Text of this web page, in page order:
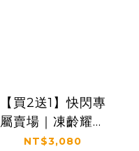
【買2送1】快閃專
屬賣場｜凍齡耀眼
美肌｜5種EGF｜
NT$3,080